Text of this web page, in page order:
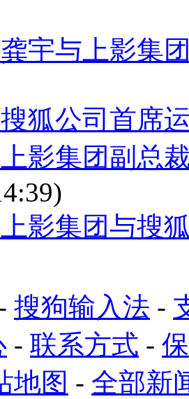
宇与上影集
狐公司首席
影集团副总
影集团与搜
搜狗输入法 -
- 联系方式 -
地图 - 全部新